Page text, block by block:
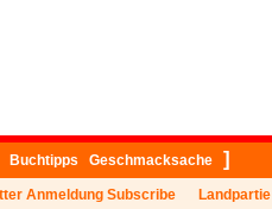
Buchtipps Geschmacksache ]
Subscribe Landpartie